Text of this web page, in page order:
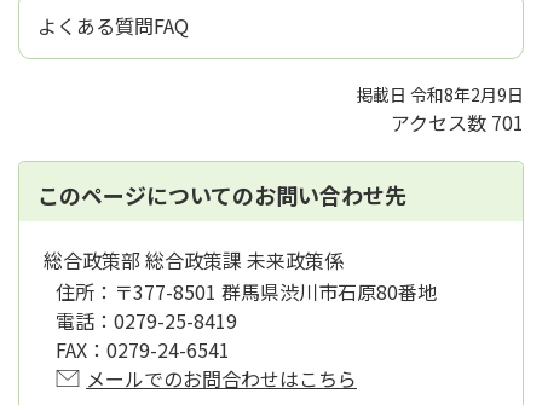
よくある質問FAQ
掲載日 令和8年2月9日
アクセス数 701
このページについてのお問い合わせ先
総合政策部 総合政策課 未来政策係
住所： 〒377-8501 群馬県渋川市石原80番地
電話： 0279-25-8419
FAX： 0279-24-6541
メールでのお問合わせはこちら